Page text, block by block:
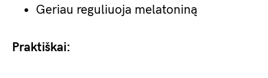
Geriau reguliuoja melatoniną
Praktiškai: